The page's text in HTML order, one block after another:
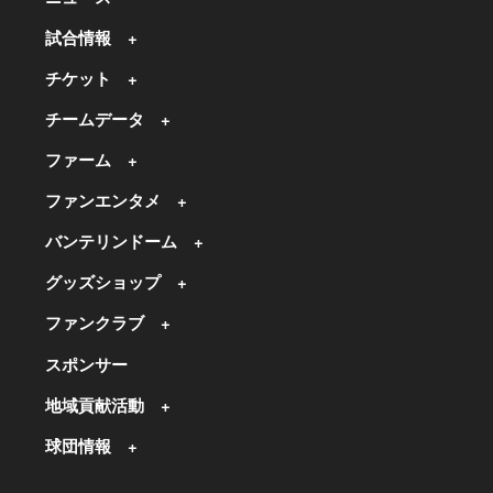
試合情報
チケット
チームデータ
ファーム
ファンエンタメ
バンテリンドーム
グッズショップ
ファンクラブ
スポンサー
地域貢献活動
球団情報